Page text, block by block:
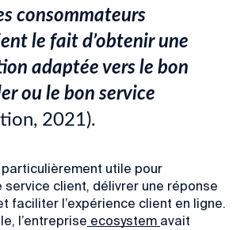
consommateurs
le fait d’obtenir une
adaptée vers le bon
ou le bon service
2021).
utile pour
service client, délivrer une réponse
faciliter l’expérience client en ligne.
l’entreprise ecosystem avait